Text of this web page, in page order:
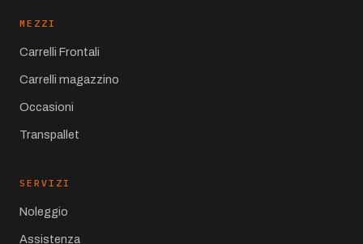
MEZZI
Carrelli Frontali
Carrelli magazzino
Occasioni
Transpallet
SERVIZI
Noleggio
Assistenza